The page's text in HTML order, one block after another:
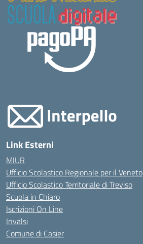
Link Esterni
MIUR
Ufficio Scolastico Regionale per il Veneto
Ufficio Scolastico Territoriale di Treviso
Scuola in Chiaro
Iscrizioni On Line
Invalsi
Comune di Casier